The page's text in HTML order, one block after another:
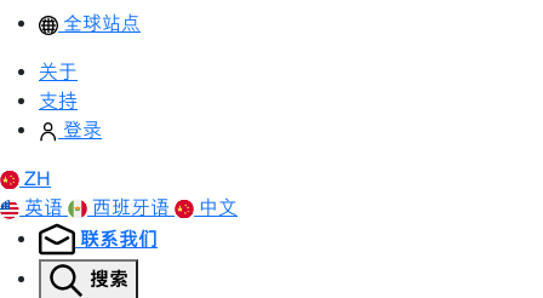
全球站点
关于
支持
登录
ZH
英语
西班牙语 中文
联系我们
搜索